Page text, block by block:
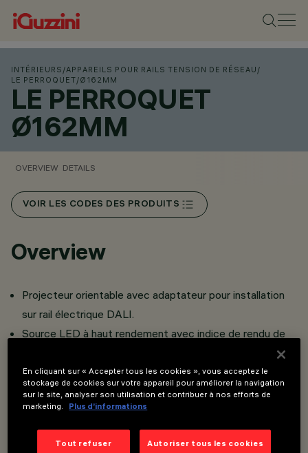
INTÉRIEURS /APPAREILS POUR RAILS TENSION DE RÉSEAU /
LE PERROQUET/Ø162MM
LE PERROQUET
Ø162MM
OVERVIEW DETAILS
VOIR LES CODES DES PRODUITS
Overview
Projecteur orientable avec adaptateur pour installation
sur rail électrique DALI.
Source LED à haut rendement avec indice de rendu de
Corps éclairant en aluminium moulé sous pression et
matière thermoplastique.
Les articulations du projecteurs permettent d’obtenir
une rotation verticale de 360° et une inclinaison
horizontale de 90°.
En cliquant sur « Accepter tous les cookies », vous acceptez le
stockage de cookies sur votre appareil pour améliorer la navigation
sur le site, analyser son utilisation et contribuer à nos efforts de
marketing.
Plus d’informations
Tout refuser Autoriser tous les cookies